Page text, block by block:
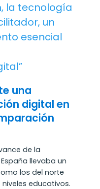
la tecnología
un
esencial
una
digital en
de la
llevaba un
los del norte
educativos.